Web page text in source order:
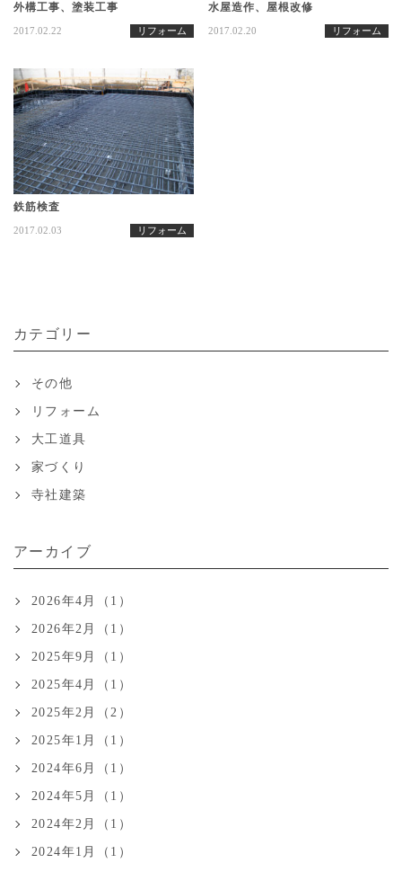
外構工事、塗装工事
2017.02.22 リフォーム
水屋造作、屋根改修
2017.02.20 リフォーム
鉄筋検査
2017.02.03 リフォーム
カテゴリー
その他
リフォーム
大工道具
家づくり
寺社建築
アーカイブ
2026年4月（1）
2026年2月（1）
2025年9月（1）
2025年4月（1）
2025年2月（2）
2025年1月（1）
2024年6月（1）
2024年5月（1）
2024年2月（1）
2024年1月（1）